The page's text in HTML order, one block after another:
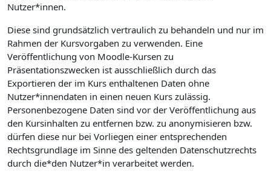
Nutzer*innen.
Diese sind grundsätzlich vertraulich zu behandeln und nur im
Rahmen der Kursvorgaben zu verwenden. Eine
Veröffentlichung von Moodle-Kursen zu
Präsentationszwecken ist ausschließlich durch das
Exportieren der im Kurs enthaltenen Daten ohne
Nutzer*innendaten in einen neuen Kurs zulässig.
Personenbezogene Daten sind vor der Veröffentlichung aus
den Kursinhalten zu entfernen bzw. zu anonymisieren bzw.
dürfen diese nur bei Vorliegen einer entsprechenden
Rechtsgrundlage im Sinne des geltenden Datenschutzrechts
durch die*den Nutzer*in verarbeitet werden.